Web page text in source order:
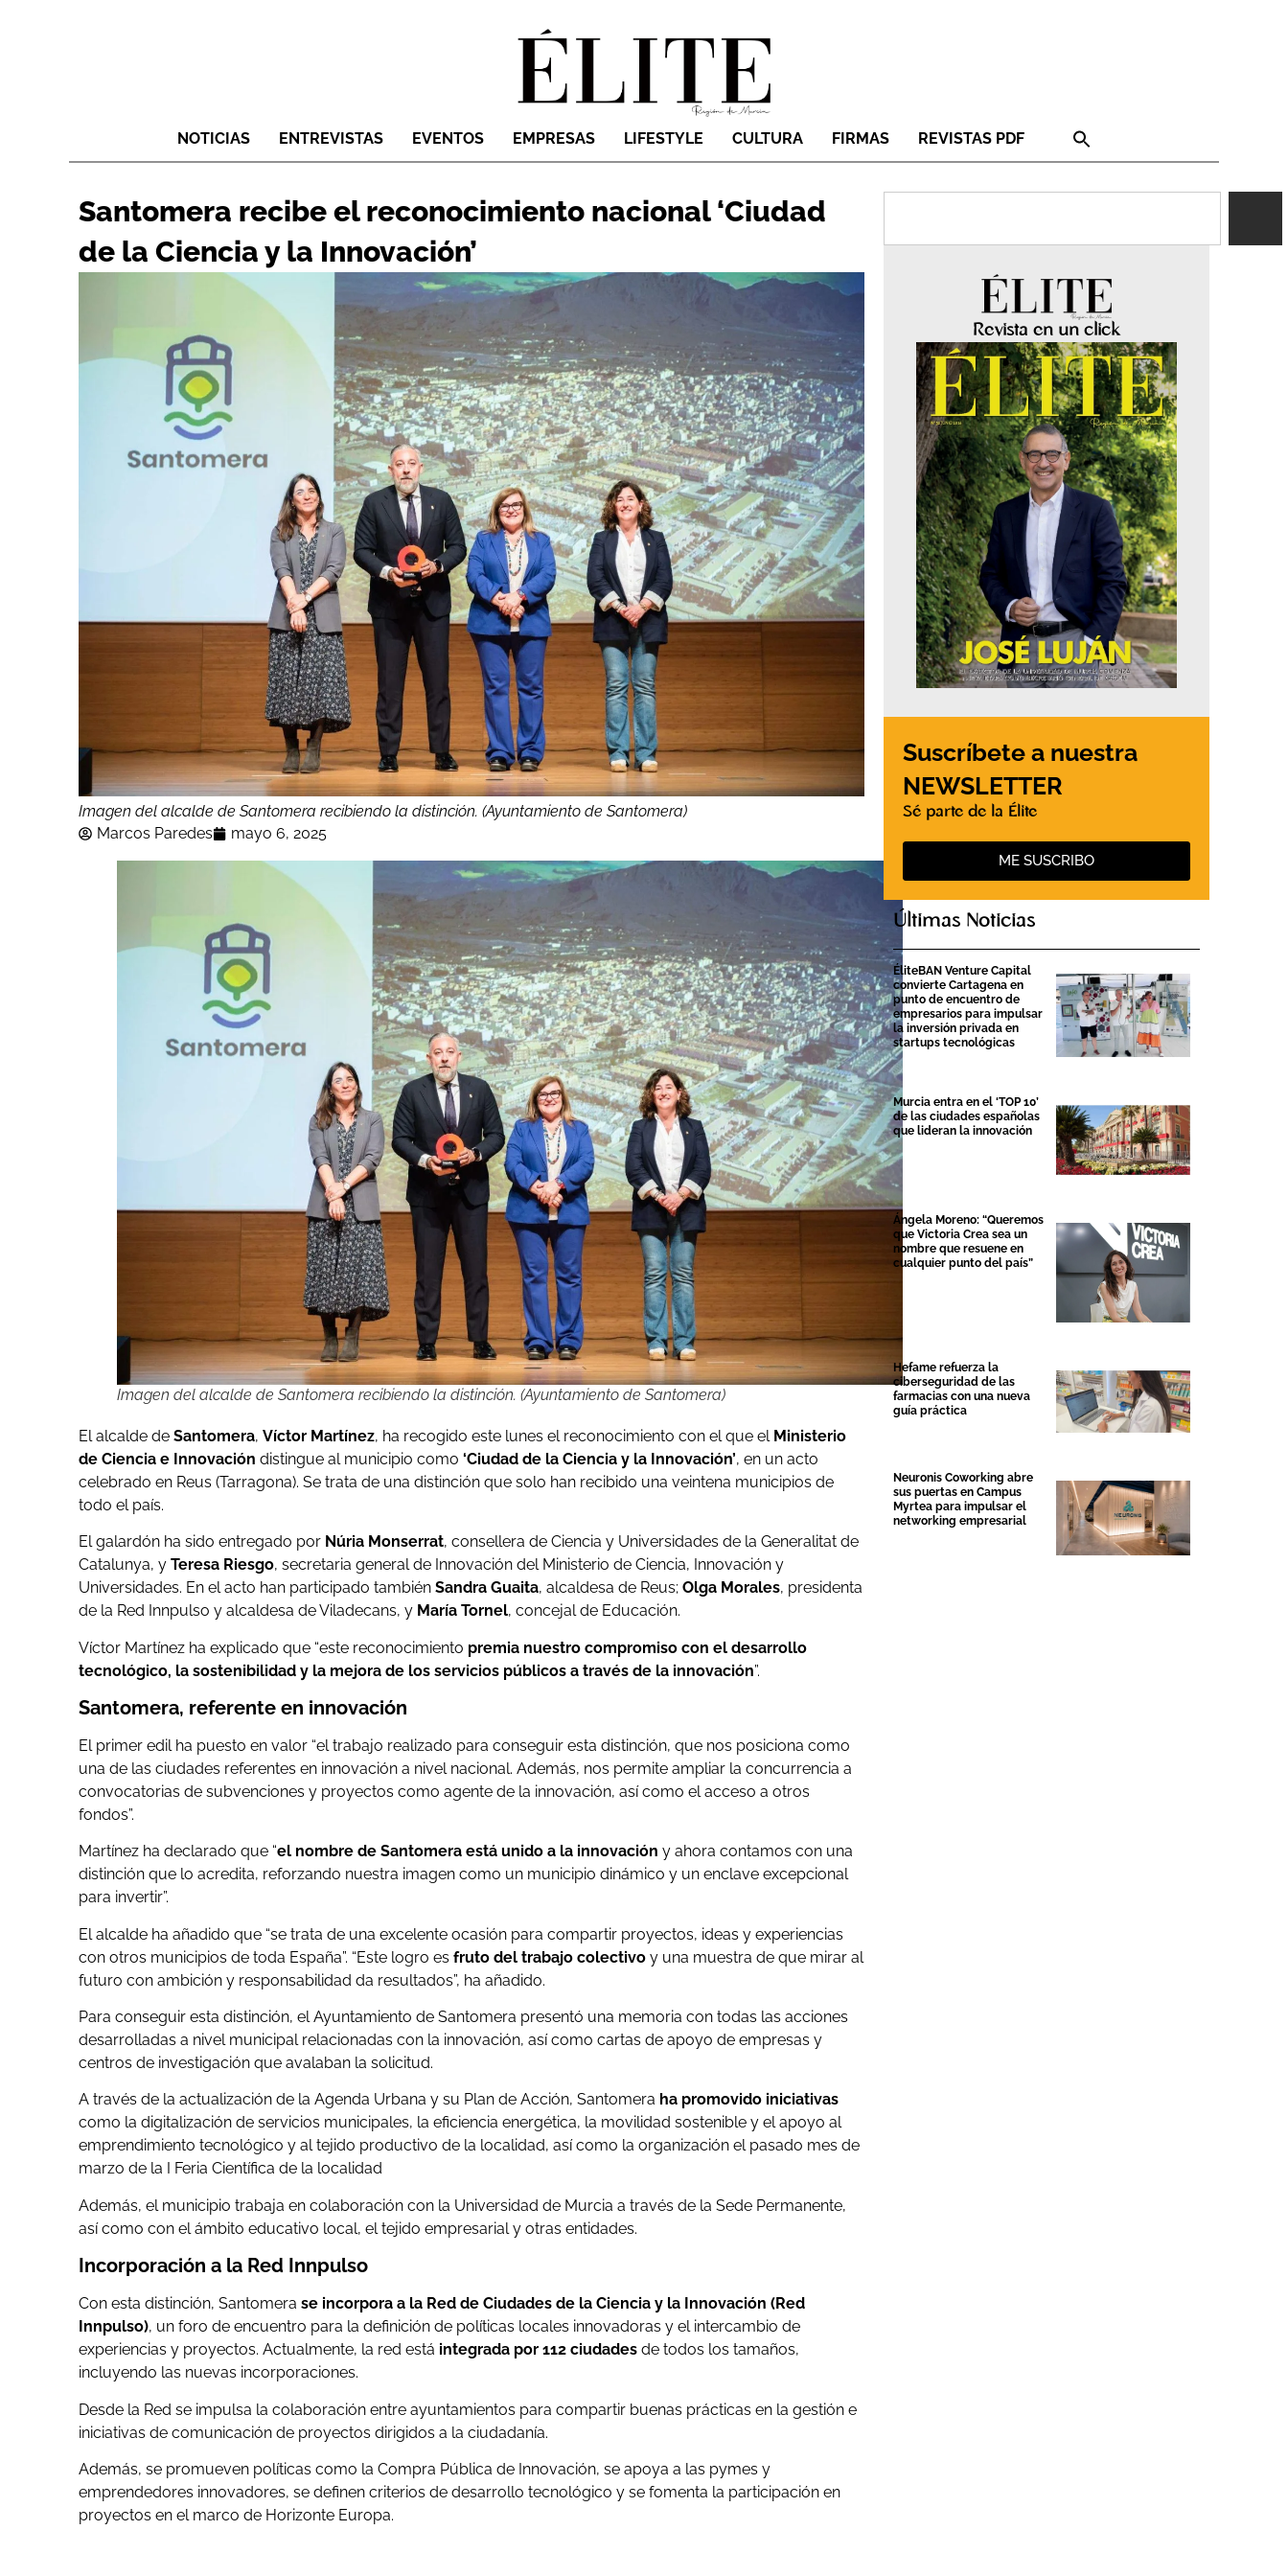
NOTICIAS ENTREVISTAS EVENTOS EMPRESAS LIFESTYLE CULTURA FIRMAS REVISTAS PDF
Santomera recibe el reconocimiento nacional ‘Ciudad
de la Ciencia y la Innovación’
Imagen del alcalde de Santomera recibiendo la distinción. (Ayuntamiento de Santomera)
Marcos Paredes
mayo 6, 2025
Imagen del alcalde de Santomera recibiendo la distinción. (Ayuntamiento de Santomera)
El alcalde de Santomera, Víctor Martínez, ha recogido este lunes el reconocimiento con el que el Ministerio
de Ciencia e Innovación distingue al municipio como ‘Ciudad de la Ciencia y la Innovación’, en un acto
celebrado en Reus (Tarragona). Se trata de una distinción que solo han recibido una veintena municipios de
todo el país.
El galardón ha sido entregado por Núria Monserrat, consellera de Ciencia y Universidades de la Generalitat de
Catalunya, y Teresa Riesgo, secretaria general de Innovación del Ministerio de Ciencia, Innovación y
Universidades. En el acto han participado también Sandra Guaita, alcaldesa de Reus; Olga Morales, presidenta
de la Red Innpulso y alcaldesa de Viladecans, y María Tornel, concejal de Educación.
Víctor Martínez ha explicado que “este reconocimiento premia nuestro compromiso con el desarrollo
tecnológico, la sostenibilidad y la mejora de los servicios públicos a través de la innovación”.
Santomera, referente en innovación
El primer edil ha puesto en valor “el trabajo realizado para conseguir esta distinción, que nos posiciona como
una de las ciudades referentes en innovación a nivel nacional. Además, nos permite ampliar la concurrencia a
convocatorias de subvenciones y proyectos como agente de la innovación, así como el acceso a otros
fondos”.
Martínez ha declarado que “el nombre de Santomera está unido a la innovación y ahora contamos con una
distinción que lo acredita, reforzando nuestra imagen como un municipio dinámico y un enclave excepcional
para invertir”.
El alcalde ha añadido que “se trata de una excelente ocasión para compartir proyectos, ideas y experiencias
con otros municipios de toda España”. “Este logro es fruto del trabajo colectivo y una muestra de que mirar al
futuro con ambición y responsabilidad da resultados”, ha añadido.
Para conseguir esta distinción, el Ayuntamiento de Santomera presentó una memoria con todas las acciones
desarrolladas a nivel municipal relacionadas con la innovación, así como cartas de apoyo de empresas y
centros de investigación que avalaban la solicitud.
A través de la actualización de la Agenda Urbana y su Plan de Acción, Santomera ha promovido iniciativas
como la digitalización de servicios municipales, la eficiencia energética, la movilidad sostenible y el apoyo al
emprendimiento tecnológico y al tejido productivo de la localidad, así como la organización el pasado mes de
marzo de la I Feria Científica de la localidad
Además, el municipio trabaja en colaboración con la Universidad de Murcia a través de la Sede Permanente,
así como con el ámbito educativo local, el tejido empresarial y otras entidades.
Incorporación a la Red Innpulso
Con esta distinción, Santomera se incorpora a la Red de Ciudades de la Ciencia y la Innovación (Red
Innpulso), un foro de encuentro para la definición de políticas locales innovadoras y el intercambio de
experiencias y proyectos. Actualmente, la red está integrada por 112 ciudades de todos los tamaños,
incluyendo las nuevas incorporaciones.
Desde la Red se impulsa la colaboración entre ayuntamientos para compartir buenas prácticas en la gestión e
iniciativas de comunicación de proyectos dirigidos a la ciudadanía.
Además, se promueven políticas como la Compra Pública de Innovación, se apoya a las pymes y
emprendedores innovadores, se definen criterios de desarrollo tecnológico y se fomenta la participación en
proyectos en el marco de Horizonte Europa.
Revista en un click
Suscríbete a nuestra
NEWSLETTER
Sé parte de la Élite
ME SUSCRIBO
Últimas Noticias
ÉliteBAN Venture Capital
convierte Cartagena en
punto de encuentro de
empresarios para impulsar
la inversión privada en
startups tecnológicas
Murcia entra en el ‘TOP 10’
de las ciudades españolas
que lideran la innovación
Ángela Moreno: “Queremos
que Victoria Crea sea un
nombre que resuene en
cualquier punto del país”
Hefame refuerza la
ciberseguridad de las
farmacias con una nueva
guía práctica
Neuronis Coworking abre
sus puertas en Campus
Myrtea para impulsar el
networking empresarial